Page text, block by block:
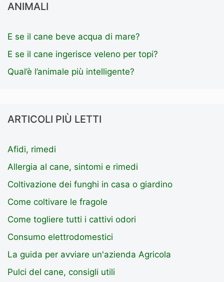
ANIMALI
E se il cane beve acqua di mare?
E se il cane ingerisce veleno per topi?
Qual’è l’animale più intelligente?
ARTICOLI PIÙ LETTI
Afidi, rimedi
Allergia al cane, sintomi e rimedi
Coltivazione dei funghi in casa o giardino
Come coltivare le fragole
Come togliere tutti i cattivi odori
Consumo elettrodomestici
La guida per avviare un'azienda Agricola
Pulci del cane, consigli utili